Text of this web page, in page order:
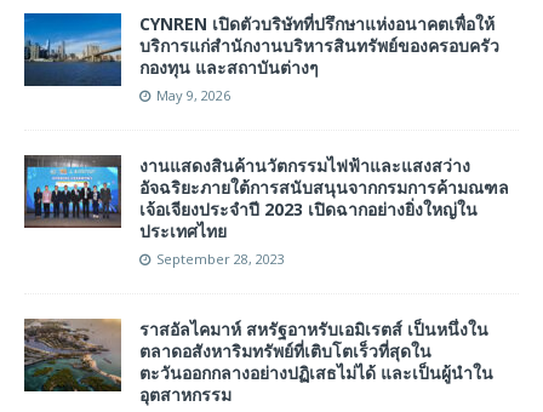
CYNREN เปิดตัวบริษัทที่ปรึกษาแห่งอนาคตเพื่อให้
บริการแก่สำนักงานบริหารสินทรัพย์ของครอบครัว
กองทุน และสถาบันต่างๆ
May 9, 2026
งานแสดงสินค้านวัตกรรมไฟฟ้าและแสงสว่าง
อัจฉริยะภายใต้การสนับสนุนจากกรมการค้ามณฑล
เจ้อเจียงประจำปี 2023 เปิดฉากอย่างยิ่งใหญ่ใน
ประเทศไทย
September 28, 2023
ราสอัลไคมาห์ สหรัฐอาหรับเอมิเรตส์ เป็นหนึ่งใน
ตลาดอสังหาริมทรัพย์ที่เติบโตเร็วที่สุดใน
ตะวันออกกลางอย่างปฏิเสธไม่ได้ และเป็นผู้นำใน
อุตสาหกรรม